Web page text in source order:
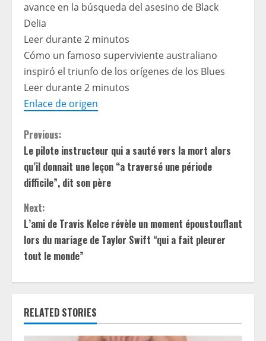
avance en la búsqueda del asesino de Black
Delia
Leer durante 2 minutos
Cómo un famoso superviviente australiano
inspiró el triunfo de los orígenes de los Blues
Leer durante 2 minutos
Enlace de origen
C
o
n
t
i
n
u
e
Previous:
Le pilote instructeur qui a sauté vers la mort alors
qu’il donnait une leçon “a traversé une période
difficile”, dit son père
Next:
L’ami de Travis Kelce révèle un moment époustouflant
lors du mariage de Taylor Swift “qui a fait pleurer
tout le monde”
RELATED STORIES